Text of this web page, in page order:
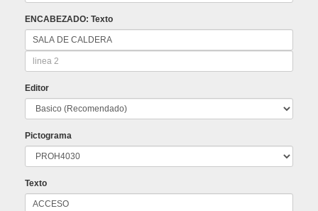
ENCABEZADO: Texto
Editor
Pictograma
Texto